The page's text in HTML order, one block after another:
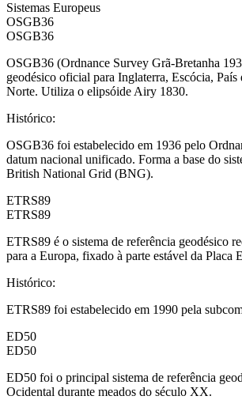
Sistemas Europeus
OSGB36
OSGB36
OSGB36 (Ordnance Survey Grã-Bretanha
geodésico oficial para Inglaterra, Escócia, País
Norte. Utiliza o elipsóide Airy 1830.
Histórico:
OSGB36 foi estabelecido em 1936 pelo
datum nacional unificado. Forma a base do
British National Grid (BNG).
ETRS89
ETRS89
ETRS89 é o sistema de referência geodésico
para a Europa, fixado à parte estável da Placa
Histórico:
ETRS89 foi estabelecido em 1990 pela
ED50
ED50
ED50 foi o principal sistema de referência
Ocidental durante meados do século XX.